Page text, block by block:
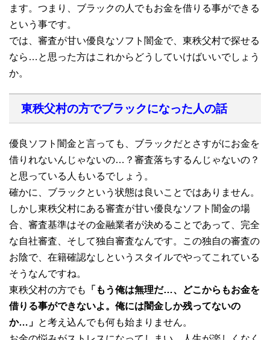
ます。つまり、ブラックの人でもお金を借りる事ができる
という事です。
では、審査が甘い優良なソフト闇金で、東秩父村で探せる
なら…と思った方はこれからどうしていけばいいでしょう
か。
東秩父村の方でブラックになった人の話
優良ソフト闇金と言っても、ブラックだとさすがにお金を
借りれないんじゃないの…？審査落ちするんじゃないの？
と思っている人もいるでしょう。
確かに、ブラックという状態は良いことではありません。
しかし東秩父村にある審査が甘い優良なソフト闇金の場
合、審査基準はその金融業者が決めることであって、完全
な自社審査、そして独自審査なんです。この独自の審査の
お陰で、在籍確認なしというスタイルでやってこれている
そうなんですね。
東秩父村の方でも
「もう俺は無理だ…、どこからもお金を
借りる事ができないよ。俺には闇金しか残ってないの
か…」 と考え込んでも何も始まりません。